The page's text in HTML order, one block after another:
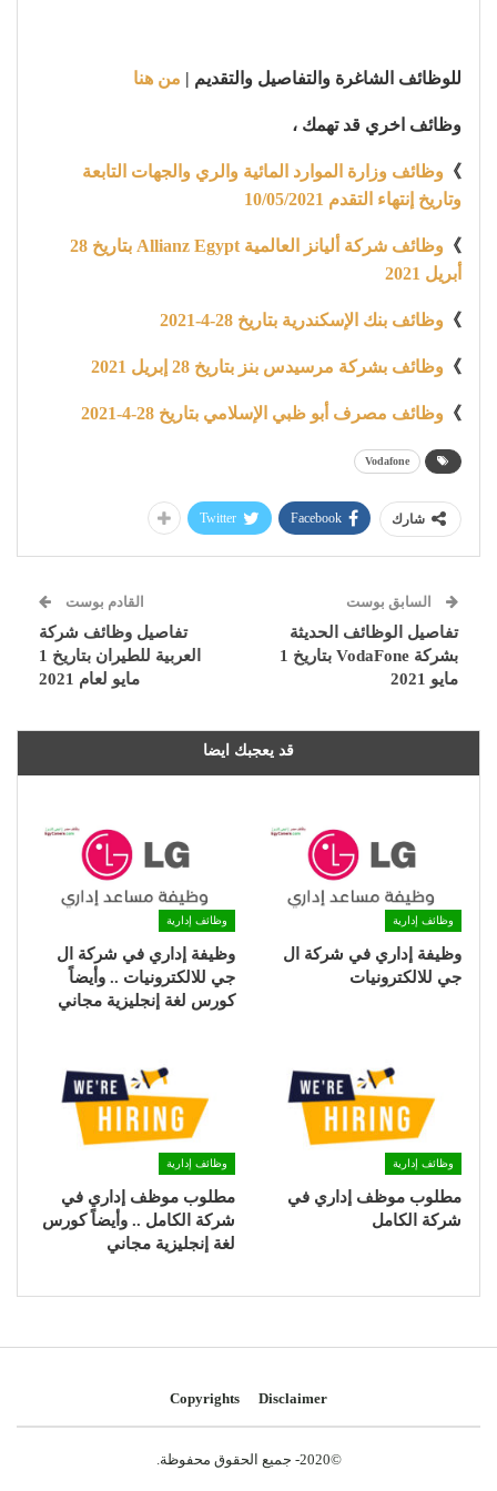
للوظائف الشاغرة والتفاصيل والتقديم | من هنا
وظائف اخري قد تهمك ،
》 وظائف وزارة الموارد المائية والري والجهات التابعة
وتاريخ إنتهاء التقدم 10/05/2021
》
وظائف شركة أليانز العالمية Allianz Egypt بتاريخ 28
أبريل 2021
》 وظائف بنك الإسكندرية بتاريخ 28-4-2021
》 وظائف بشركة مرسيدس بنز بتاريخ 28 إبريل 2021
》 وظائف مصرف أبو ظبي الإسلامي بتاريخ 28-4-2021
Vodafone
شارك Facebook
Twitter
السابق بوست
تفاصيل الوظائف الحديثة
بشركة VodaFone بتاريخ 1
مايو 2021
القادم بوست
تفاصيل وظائف شركة
العربية للطيران بتاريخ 1
مايو لعام 2021
قد يعجبك ايضا
وظائف إدارية
وظيفة إداري في شركة ال
جي للالكترونيات
وظائف إدارية
وظيفة إداري في شركة ال
جي للالكترونيات .. وأيضاً
كورس لغة إنجليزية مجاني
وظائف إدارية
مطلوب موظف إداري في
شركة الكامل
وظائف إدارية
مطلوب موظف إداري في
شركة الكامل .. وأيضاً كورس
لغة إنجليزية مجاني
Disclaimer
Copyrights
©2020- جميع الحقوق محفوظة.